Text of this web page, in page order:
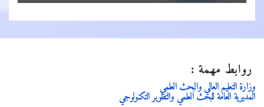
روابط مهمة :
وزارة التعليم العالي والبحث العلمي
المديرية العامة للبحث العلمي والتطوير التكنولوجي